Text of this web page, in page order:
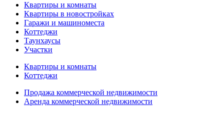
Квартиры и комнаты
Квартиры в новостройках
Гаражи и машиноместа
Коттеджи
Таунхаусы
Участки
Квартиры и комнаты
Коттеджи
Продажа коммерческой недвижимости
Аренда коммерческой недвижимости